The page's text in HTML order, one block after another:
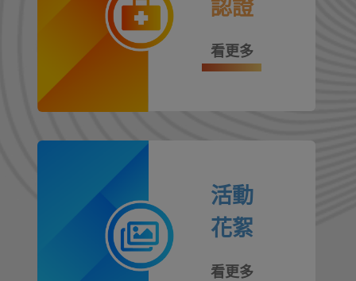
認證
看更多
活動
花絮
看更多